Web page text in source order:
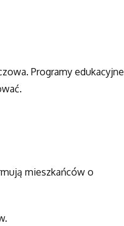
Programy edukacyjne
mieszkańców o